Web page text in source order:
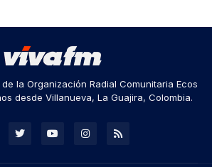
la Organización Radial Comunitaria Ecos
desde Villanueva, La Guajira, Colombia.